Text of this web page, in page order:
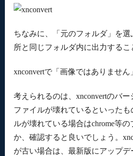
ちなみに、「元のフォルダ」を
所と同じフォルダ内に出力するこ
xnconvertで「画像ではありません
考えられるのは、xnconvertのバ
ファイルが壊れているといったも
ルが壊れている場合はchrome等
か、確認すると良いでしょう。
が古い場合は、最新版にアップ